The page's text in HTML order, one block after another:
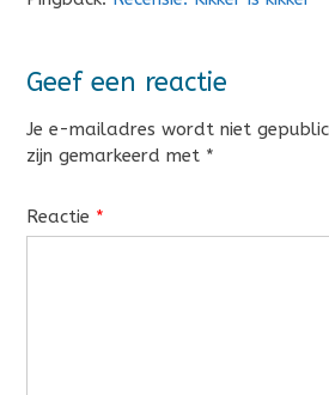
Geef een reactie
Je e-mailadres wordt niet
zijn gemarkeerd met *
Reactie *